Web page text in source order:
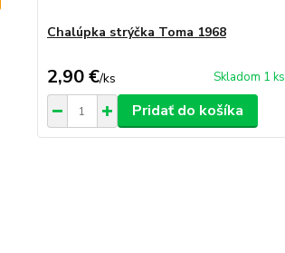
Chalúpka strýčka Toma 1968
2,90 €/ks Skladom 1 ks
Pridať do košíka